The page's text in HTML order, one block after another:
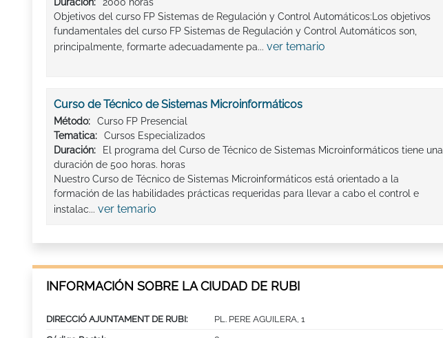
Duración:
2000 horas
Objetivos del curso FP Sistemas de Regulación y Control Automáticos:Los objetivos
fundamentales del curso FP Sistemas de Regulación y Control Automáticos son,
principalmente, formarte adecuadamente pa... ver temario
Curso de Técnico de Sistemas Microinformáticos
Método:
Curso FP Presencial
Tematica:
Cursos Especializados
Duración:
El programa del Curso de Técnico de Sistemas Microinformáticos tiene una
duración de 500 horas. horas
Nuestro Curso de Técnico de Sistemas Microinformáticos está orientado a la
formación de las habilidades prácticas requeridas para llevar a cabo el control e
instalac... ver temario
INFORMACIÓN SOBRE LA CIUDAD DE RUBI
DIRECCIÓ AJUNTAMENT DE RUBI:
PL. PERE AGUILERA, 1